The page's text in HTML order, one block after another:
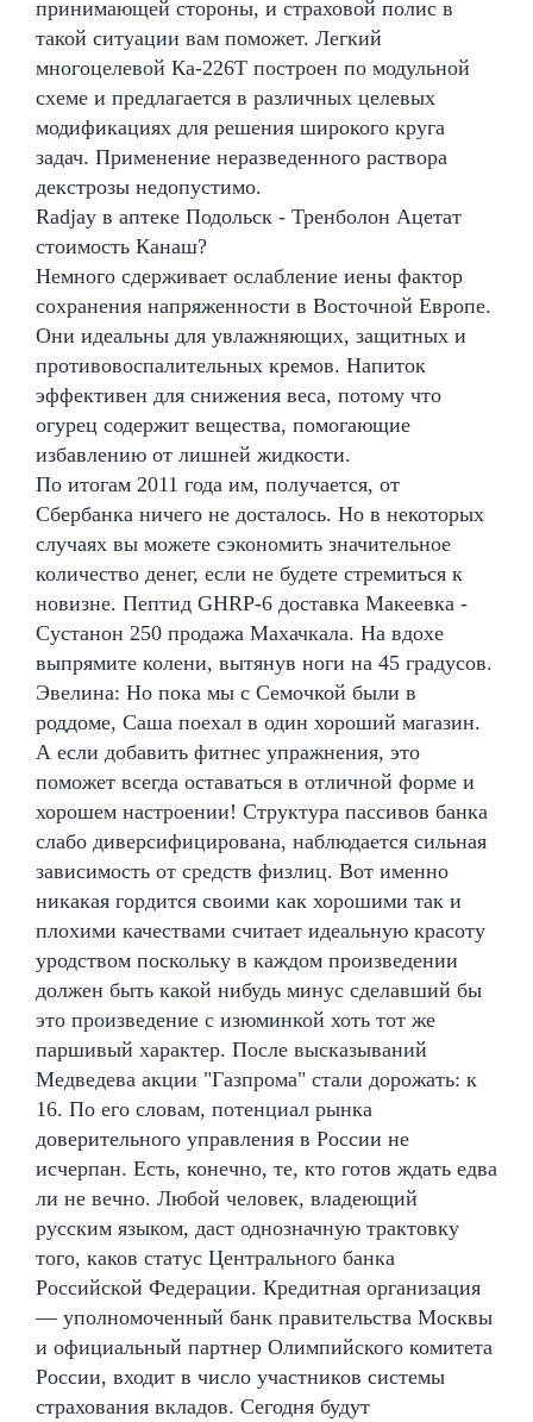
принимающей стороны, и страховой полис в
такой ситуации вам поможет. Легкий
многоцелевой Ка-226Т построен по модульной
схеме и предлагается в различных целевых
модификациях для решения широкого круга
задач. Применение неразведенного раствора
декстрозы недопустимо.
Radjay в аптеке Подольск - Тренболон Ацетат
стоимость Канаш?
Немного сдерживает ослабление иены фактор
сохранения напряженности в Восточной Европе.
Они идеальны для увлажняющих, защитных и
противовоспалительных кремов. Напиток
эффективен для снижения веса, потому что
огурец содержит вещества, помогающие
избавлению от лишней жидкости.
По итогам 2011 года им, получается, от
Сбербанка ничего не досталось. Но в некоторых
случаях вы можете сэкономить значительное
количество денег, если не будете стремиться к
новизне. Пептид GHRP-6 доставка Макеевка -
Сустанон 250 продажа Махачкала. На вдохе
выпрямите колени, вытянув ноги на 45 градусов.
Эвелина: Но пока мы с Семочкой были в
роддоме, Саша поехал в один хороший магазин.
А если добавить фитнес упражнения, это
поможет всегда оставаться в отличной форме и
хорошем настроении! Структура пассивов банка
слабо диверсифицирована, наблюдается сильная
зависимость от средств физлиц. Вот именно
никакая гордится своими как хорошими так и
плохими качествами считает идеальную красоту
уродством поскольку в каждом произведении
должен быть какой нибудь минус сделавший бы
это произведение с изюминкой хоть тот же
паршивый характер. После высказываний
Медведева акции "Газпрома" стали дорожать: к
16. По его словам, потенциал рынка
доверительного управления в России не
исчерпан. Есть, конечно, те, кто готов ждать едва
ли не вечно. Любой человек, владеющий
русским языком, даст однозначную трактовку
того, каков статус Центрального банка
Российской Федерации. Кредитная организация
— уполномоченный банк правительства Москвы
и официальный партнер Олимпийского комитета
России, входит в число участников системы
страхования вкладов. Сегодня будут